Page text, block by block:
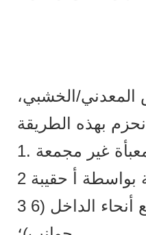
المعدني/الخشبي،
3 حشوة واقية في جميع أنحاء الداخل (6